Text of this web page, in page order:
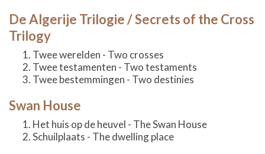
De Algerije Trilogie / Secrets of the Cross
Trilogy
Twee werelden - Two crosses
Twee testamenten - Two testaments
Twee bestemmingen - Two destinies
Swan House
Het huis op de heuvel - The Swan House
Schuilplaats - The dwelling place